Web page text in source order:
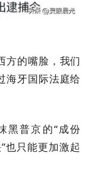
方的嘴脸，我们
海牙国际法庭给
黑普京的“成份
也只能更加激起